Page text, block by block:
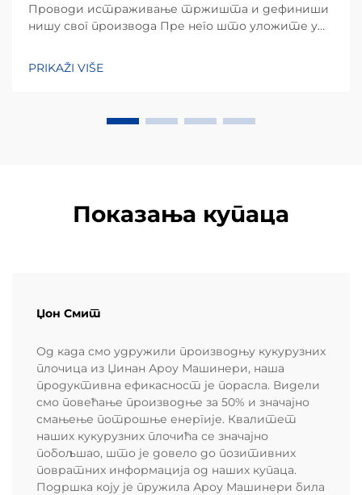
Проводи истраживање тржишта и дефиниши
нишу свог производа Пре него што уложите у
разумевањем преференција локалних
потрошача. Кукурузни чипови, углавном
PRIKAŽI VIŠE
Показања купаца
Џон Смит
Од када смо удружили производњу кукурузних
плочица из Џинан Ароу Машинери, наша
продуктивна ефикасност је порасла. Видели
смо повећање производње за 50% и значајно
смањење потрошње енергије. Квалитет
наших кукурузних плочића се значајно
побољшао, што је довело до позитивних
повратних информација од наших купаца.
Подршка коју је пружила Ароу Машинери била